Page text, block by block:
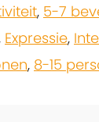
, 5-7
Expressie,
, 8-15